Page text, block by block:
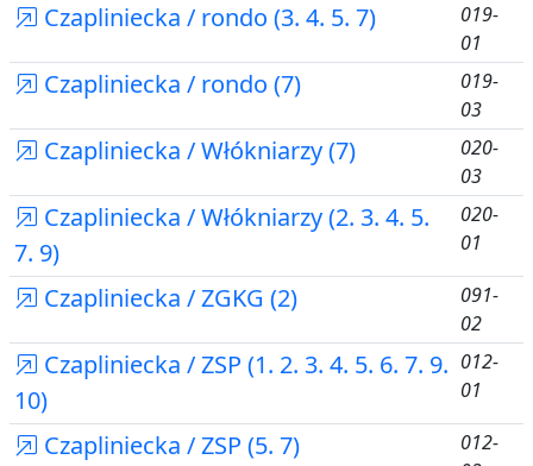
Czapliniecka / rondo (3. 4. 5. 7)
019-
01
Czapliniecka / rondo (7)
019-
03
Czapliniecka / Włókniarzy (7)
020-
03
Czapliniecka / Włókniarzy (2. 3. 4. 5.
7. 9)
020-
01
Czapliniecka / ZGKG (2)
091-
02
Czapliniecka / ZSP (1. 2. 3. 4. 5. 6. 7. 9.
10)
012-
01
Czapliniecka / ZSP (5. 7)
012-